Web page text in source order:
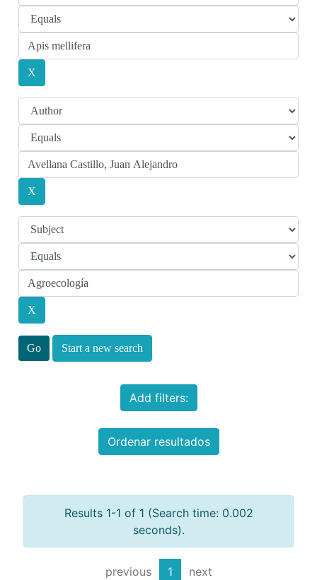
Start a new search
Add filters:
Ordenar resultados
Results 1-1 of 1 (Search time: 0.002
seconds).
previous 1 next